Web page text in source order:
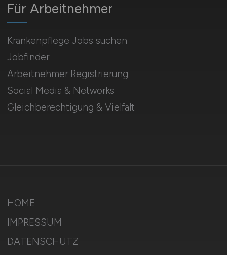
Für Arbeitnehmer
Krankenpflege Jobs suchen
Jobfinder
Arbeitnehmer Registrierung
Social Media & Networks
Gleichberechtigung & Vielfalt
HOME
IMPRESSUM
DATENSCHUTZ